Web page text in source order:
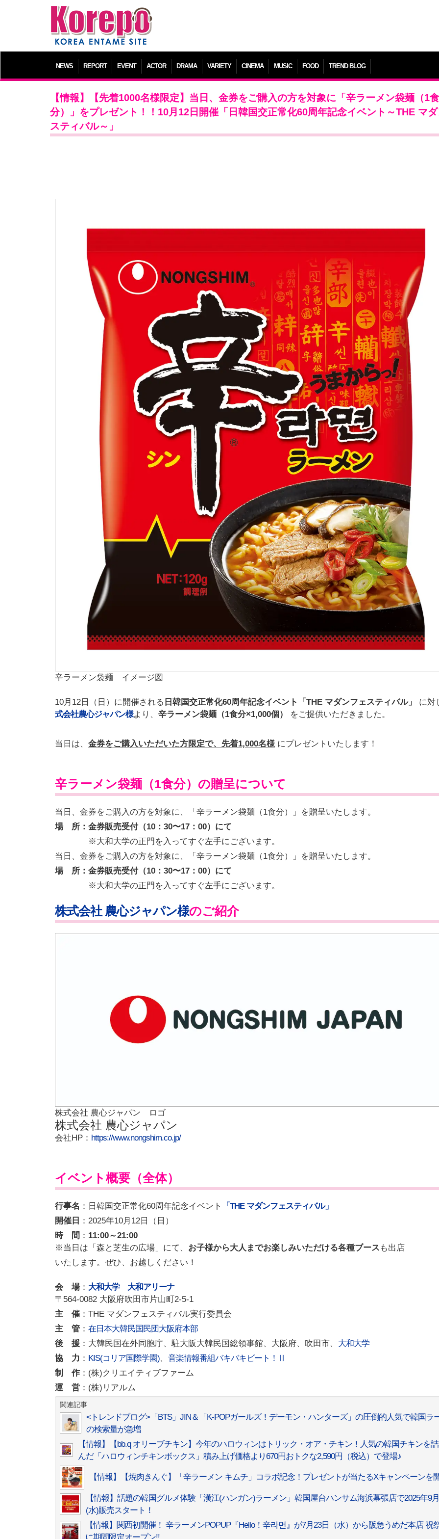
NEWS REPORT EVENT ACTOR DRAMA VARIETY CINEMA MUSIC FOOD TREND BLOG
【情報】【先着1000名様限定】当日、金券をご購入の方を対象に「辛ラーメン袋麺（1食
分）」をプレゼント！！10月12日開催「日韓国交正常化60周年記念イベント～THE マ
スティバル～」
辛ラーメン袋麺 イメージ図
10月12日（日）に開催される 日韓国交正常化60周年記念イベント「THE マダンフェスティバル」
に対
式会社農心ジャパン様より、 辛ラーメン袋麺（1食分×1,000個） をご提供いただきました。
当日は、 金券をご購入いただいた方限定で、先着1,000名様 にプレゼントいたします！
辛ラーメン袋麺（1食分）の贈呈について
当日、金券をご購入の方を対象に、「辛ラーメン袋麺（1食分）」を贈呈いたします。
場 所：金券販売受付（10：30〜17：00）にて
※大和大学の正門を入ってすぐ左手にございます。
当日、金券をご購入の方を対象に、「辛ラーメン袋麺（1食分）」を贈呈いたします。
場 所：金券販売受付（10：30〜17：00）にて
※大和大学の正門を入ってすぐ左手にございます。
株式会社 農心ジャパン様のご紹介
株式会社 農心ジャパン ロゴ
株式会社 農心ジャパン
会社HP： https://www.nongshim.co.jp/
イベント概要（全体）
行事名 ：日韓国交正常化60周年記念イベント
「THE マダンフェスティバル」
開催日 ：2025年10月12日（日）
時 間 ： 11:00～21:00
※当日は「森と芝生の広場」にて、 お子様から大人までお楽しみいただける各種ブース も出店
いたします。ぜひ、お越しください！
会 場： 大和大学 大和アリーナ
〒564-0082 大阪府吹田市片山町2-5-1
主 催 ：THE マダンフェスティバル実行委員会
主 管 ： 在日本大韓民国民団大阪府本部
後 援 ：大韓民国在外同胞庁、駐大阪大韓民国総領事館、大阪府、吹田市、 大和大学
協 力 ： KIS(コリア国際学園)、 音楽情報番組バキバキビート！Ⅱ
制 作 ：(株)クリエイティブファーム
運 営 ：(株)リアルム
関連記事
<トレンドブログ>「BTS」JIN＆「K-POPガールズ！デーモン・ハンターズ」の圧倒的人気で韓国ラ
の検索量が急増
【情報】【bb.q オリーブチキン】今年のハロウィンはトリック・オア・チキン！人気の韓国チキンを
んだ「ハロウィンチキンボックス」積み上げ価格より670円おトクな2,590円（税込）で登場♪
【情報】【焼肉きんぐ】「辛ラーメン キムチ」コラボ記念！プレゼントが当たるXキャンペーンを
【情報】話題の韓国グルメ体験「漢江(ハンガン)ラーメン」韓国屋台ハンサム海浜幕張店で2025年9
(水)販売スタート！
【情報】関西初開催！ 辛ラーメンPOPUP『Hello！辛라면』が7月23日（水）から阪急うめだ本店 祝
に期間限定オープン!!